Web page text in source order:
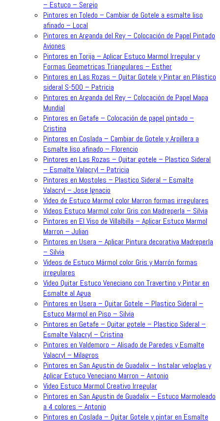
– Estuco – Sergio
Pintores en Toledo – Cambiar de Gotele a esmalte liso
afinado – Local
Pintores en Arganda del Rey – Colocación de Papel Pintado
Aviones
Pintores en Torija – Aplicar Estuco Marmol Irregular y
Formas Geometricas Triangulares – Esther
Pintores en Las Rozas – Quitar Gotele y Pintar en Plástico
sideral S-500 – Patricia
Pintores en Arganda del Rey – Colocación de Papel Mapa
Mundial
Pintores en Getafe – Colocación de papel pintado –
Cristina
Pintores en Coslada – Cambiar de Gotele y Arpillera a
Esmalte liso afinado – Florencio
Pintores en Las Rozas – Quitar gotele – Plastico Sideral
– Esmalte Valacryl – Patricia
Pintores en Mostoles – Plastico Sideral – Esmalte
Valacryl – Jose Ignacio
Video de Estuco Marmol color Marron formas irregulares
Videos Estuco Marmol color Gris con Madreperla – Silvia
Pintores en El Viso de Villalbilla – Aplicar Estuco Marmol
Marron – Julian
Pintores en Usera – Aplicar Pintura decorativa Madreperla
– Silvia
Videos de Estuco Mármol color Gris y Marrón formas
irregulares
Video Quitar Estuco Veneciano con Travertino y Pintar en
Esmalte al Agua
Pintores en Usera – Quitar Gotele – Plastico Sideral –
Estuco Marmol en Piso – Silvia
Pintores en Getafe – Quitar gotele – Plastico Sideral –
Esmalte Valacryl – Cristina
Pintores en Valdemoro – Alisado de Paredes y Esmalte
Valacryl – Milagros
Pintores en San Agustin de Guadalix – Instalar veloglas y
Aplicar Estuco Veneciano Marron – Antonio
Video Estuco Marmol Creativo Irregular
Pintores en San Agustin de Guadalix – Estuco Marmoleado
a 4 colores – Antonio
Pintores en Coslada – Quitar Gotele y pintar en Esmalte